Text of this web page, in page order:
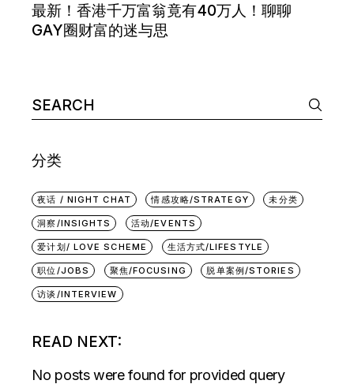
最新！香港千万富翁竟有40万人！聊聊
GAY圈财富的迷与思
Search
for:
分类
夜话 / NIGHT CHAT 情感攻略/STRATEGY 未分类
洞察/INSIGHTS 活动/EVENTS
爱计划/ LOVE SCHEME 生活方式/LIFESTYLE
职位/JOBS 聚焦/FOCUSING 脱单案例/STORIES
访谈/INTERVIEW
READ NEXT:
No posts were found for provided query